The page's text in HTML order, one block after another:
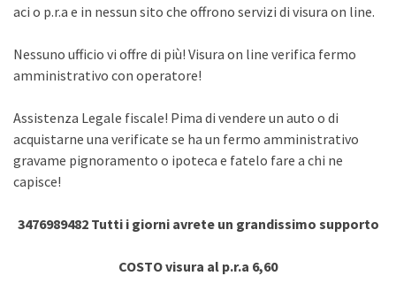
aci o p.r.a e in nessun sito che offrono servizi di visura on line.
Nessuno ufficio vi offre di più! Visura on line verifica fermo
amministrativo con operatore!
Assistenza Legale fiscale! Pima di vendere un auto o di
acquistarne una verificate se ha un fermo amministrativo
gravame pignoramento o ipoteca e fatelo fare a chi ne
capisce!
3476989482 Tutti i giorni avrete un grandissimo supporto
COSTO visura al p.r.a 6,60